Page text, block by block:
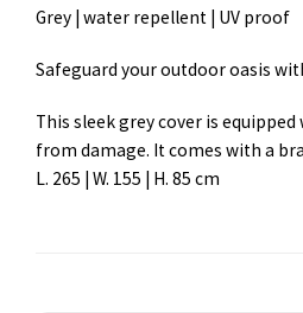
Grey | water repellent | UV proof
Safeguard your outdoor oasis
This sleek grey cover is
from damage. It comes with a
L. 265 | W. 155 | H. 85 cm